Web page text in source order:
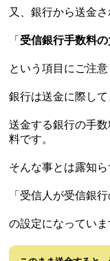
又、銀行から送金さ
「 受信銀行手数料の
という項目にご注意
銀行は送金に際して
送金する銀行の手
料です。
そんな事とは露知
「受信人が受信銀
の設定になっていま